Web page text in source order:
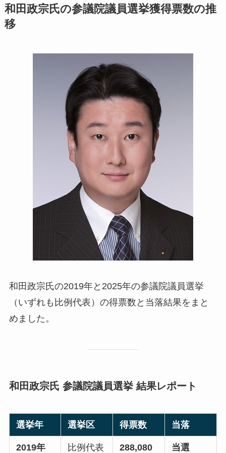
和田政宗氏の参議院議員選挙獲得票数の推
移
和田政宗氏の2019年と2025年の参議院議員選挙
（いずれも比例代表）の得票数と当落結果をまと
めました。
和田政宗氏 参議院議員選挙 結果レポート
選挙年 選挙区 得票数 当落
2019年 比例代表
288,080
当選